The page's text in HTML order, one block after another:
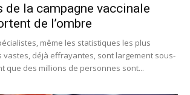
de la campagne vaccinale
de l’ombre
même les statistiques les plus
vastes, déjà effrayantes, sont largement sous-
que des millions de personnes sont...